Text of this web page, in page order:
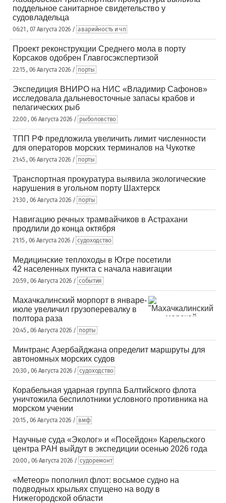
поддельное санитарное свидетельство у
судовладельца
06:21 , 07 Августа 2026 / аварийность и чп
Проект реконструкции Среднего мола в порту
Корсаков одобрен Главгосэкспертизой
22:15 , 06 Августа 2026 / порты
Экспедиция ВНИРО на НИС «Владимир Сафонов»
исследовала дальневосточные запасы крабов и
пелагических рыб
22:00 , 06 Августа 2026 / рыболовство
ТПП РФ предложила увеличить лимит численности
для операторов морских терминалов на Чукотке
21:45 , 06 Августа 2026 / порты
Транспортная прокуратура выявила экологические
нарушения в угольном порту Шахтерск
21:30 , 06 Августа 2026 / порты
Навигацию речных трамвайчиков в Астрахани
продлили до конца октября
21:15 , 06 Августа 2026 / судоходство
Медицинские теплоходы в Югре посетили
42 населенных пункта с начала навигации
20:59 , 06 Августа 2026 / события
Махачкалинский морпорт в январе-
июле увеличил грузоперевалку в
полтора раза
20:45 , 06 Августа 2026 / порты
Минтранс Азербайджана определит маршруты для
автономных морских судов
20:30 , 06 Августа 2026 / судоходство
Корабельная ударная группа Балтийского флота
уничтожила беспилотники условного противника на
морском учении
20:15 , 06 Августа 2026 / вмф
Научные суда «Эколог» и «Посейдон» Карельского
центра РАН выйдут в экспедиции осенью 2026 года
20:00 , 06 Августа 2026 / судоремонт
«Метеор» пополнил флот: восьмое судно на
подводных крыльях спущено на воду в
Нижегородской области